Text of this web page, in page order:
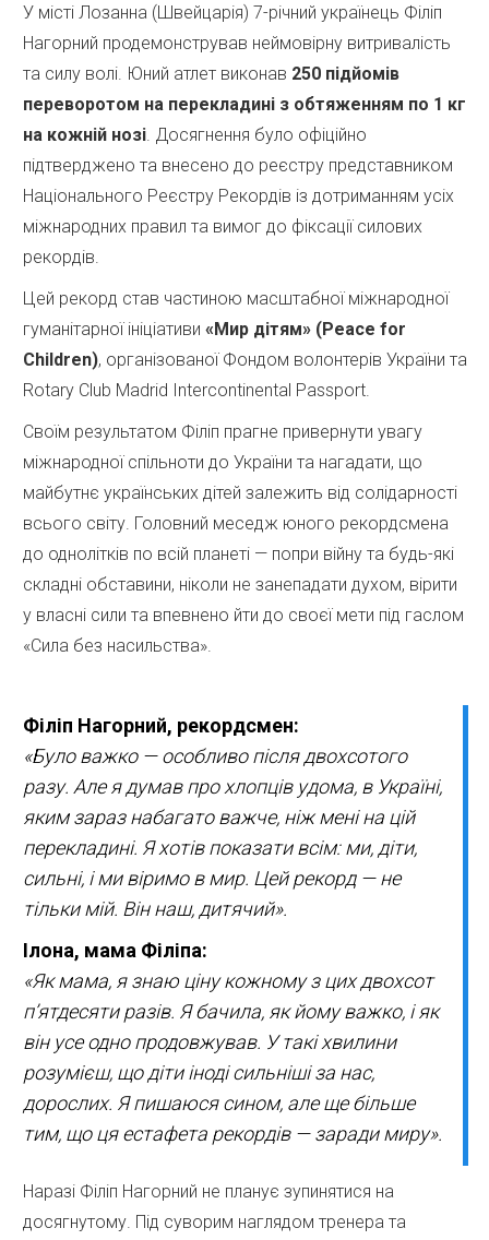
У місті Лозанна (Швейцарія) 7-річний українець Філіп
Нагорний продемонстрував неймовірну витривалість
та силу волі. Юний атлет виконав 250 підйомів
переворотом на перекладині з обтяженням по 1 кг
на кожній нозі. Досягнення було офіційно
підтверджено та внесено до реєстру представником
Національного Реєстру Рекордів із дотриманням усіх
міжнародних правил та вимог до фіксації силових
рекордів.
Цей рекорд став частиною масштабної міжнародної
гуманітарної ініціативи «Мир дітям» (Peace for
Children), організованої Фондом волонтерів України та
Rotary Club Madrid Intercontinental Passport.
Своїм результатом Філіп прагне привернути увагу
міжнародної спільноти до України та нагадати, що
майбутнє українських дітей залежить від солідарності
всього світу. Головний меседж юного рекордсмена
до однолітків по всій планеті — попри війну та будь-які
складні обставини, ніколи не занепадати духом, вірити
у власні сили та впевнено йти до своєї мети під гаслом
«Сила без насильства».
Філіп Нагорний, рекордсмен:
«Було важко — особливо після двохсотого
разу. Але я думав про хлопців удома, в Україні,
яким зараз набагато важче, ніж мені на цій
перекладині. Я хотів показати всім: ми, діти,
сильні, і ми віримо в мир. Цей рекорд — не
тільки мій. Він наш, дитячий».
Ілона, мама Філіпа:
«Як мама, я знаю ціну кожному з цих двохсот
п’ятдесяти разів. Я бачила, як йому важко, і як
він усе одно продовжував. У такі хвилини
розумієш, що діти іноді сильніші за нас,
дорослих. Я пишаюся сином, але ще більше
тим, що ця естафета рекордів — заради миру».
Наразі Філіп Нагорний не планує зупинятися на
досягнутому. Під суворим наглядом тренера та